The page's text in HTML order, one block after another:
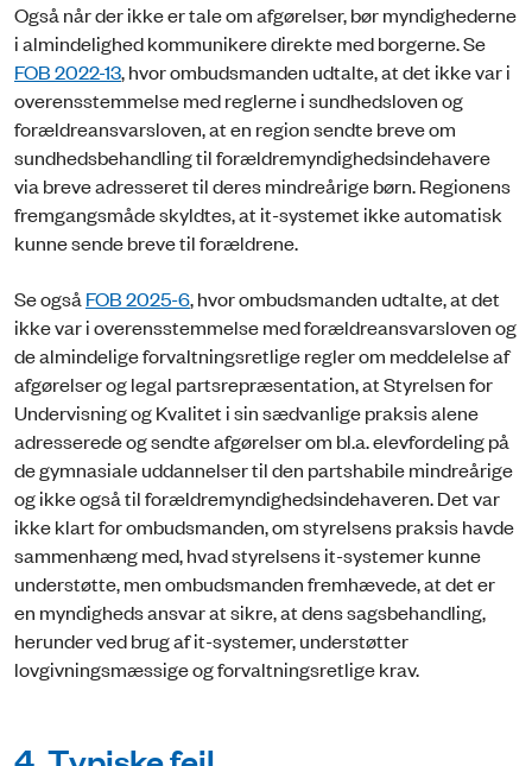
Også når der ikke er tale om afgørelser, bør myndighederne
i almindelighed kommunikere direkte med borgerne. Se
FOB 2022-13, hvor ombudsmanden udtalte, at det ikke var i
overensstemmelse med reglerne i sundhedsloven og
forældreansvarsloven, at en region sendte breve om
sundhedsbehandling til forældremyndighedsindehavere
via breve adresseret til deres mindreårige børn. Regionens
fremgangsmåde skyldtes, at it-systemet ikke automatisk
kunne sende breve til forældrene.
Se også FOB 2025-6, hvor ombudsmanden udtalte, at det
ikke var i overensstemmelse med forældreansvarsloven og
de almindelige forvaltningsretlige regler om meddelelse af
afgørelser og legal partsrepræsentation, at Styrelsen for
Undervisning og Kvalitet i sin sædvanlige praksis alene
adresserede og sendte afgørelser om bl.a. elevfordeling på
de gymnasiale uddannelser til den partshabile mindreårige
og ikke også til forældremyndighedsindehaveren. Det var
ikke klart for ombudsmanden, om styrelsens praksis havde
sammenhæng med, hvad styrelsens it-systemer kunne
understøtte, men ombudsmanden fremhævede, at det er
en myndigheds ansvar at sikre, at dens sagsbehandling,
herunder ved brug af it-systemer, understøtter
lovgivningsmæssige og forvaltningsretlige krav.